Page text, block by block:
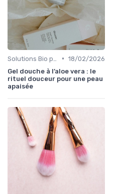
• 18/02/2026
Gel douche à l’aloe vera : le
rituel douceur pour une peau
apaisée